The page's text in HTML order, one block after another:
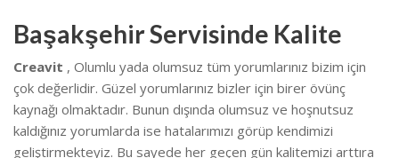
Başakşehir Servisinde Kalite
Creavit , Olumlu yada olumsuz tüm yorumlarınız bizim için
çok değerlidir. Güzel yorumlarınız bizler için birer övünç
kaynağı olmaktadır. Bunun dışında olumsuz ve hoşnutsuz
kaldığınız yorumlarda ise hatalarımızı görüp kendimizi
geliştirmekteyiz. Bu sayede her geçen gün kalitemizi arttıra